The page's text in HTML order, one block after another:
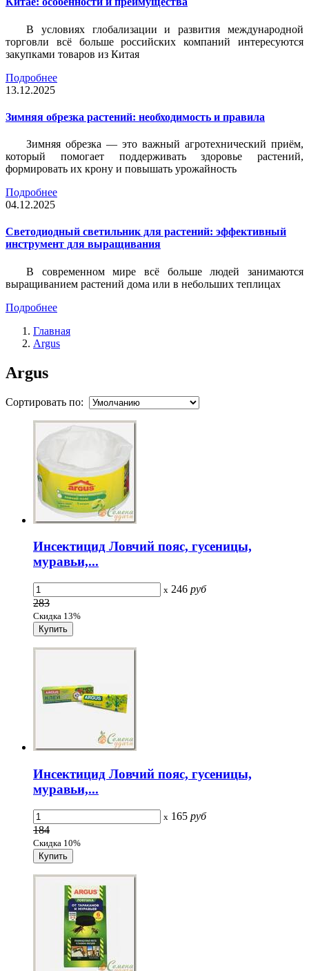
В условиях глобализации и развития международной
торговли всё больше российских компаний интересуются
закупками товаров из Китая
Подробнее
13.12.2025
Зимняя обрезка растений: необходимость и правила
Зимняя обрезка — это важный агротехнический приём,
который помогает поддерживать здоровье растений,
формировать их крону и повышать урожайность
Подробнее
04.12.2025
Светодиодный светильник для растений: эффективный
инструмент для выращивания
В современном мире всё больше людей занимаются
выращиванием растений дома или в небольших теплицах
Подробнее
Главная
Argus
Argus
Сортировать по:
Инсектицид Ловчий пояс, гусеницы,
муравьи,...
x 246 руб
283
Скидка 13%
Инсектицид Ловчий пояс, гусеницы,
муравьи,...
x 165 руб
184
Скидка 10%